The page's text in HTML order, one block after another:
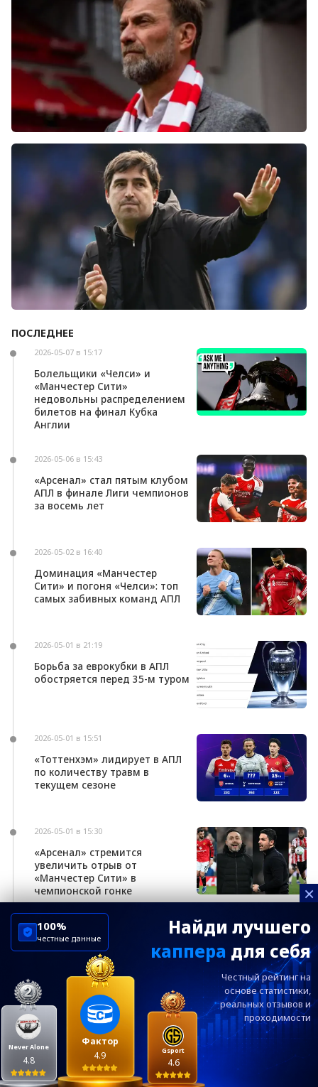
Болельщики «Ливерпуля» освистали команду
после ничьей с «Челси»
Андони Ираола может возглавить «Кристал
ПОСЛЕДНЕЕ
2026-05-07 в 15:17
Болельщики «Челси» и
«Манчестер Сити»
недовольны распределением
билетов на финал Кубка
Англии
2026-05-06 в 15:43
«Арсенал» стал пятым клубом
АПЛ в финале Лиги чемпионов
за восемь лет
2026-05-02 в 16:40
Доминация «Манчестер
Сити» и погоня «Челси»: топ
самых забивных команд АПЛ
2026-05-01 в 21:19
Борьба за еврокубки в АПЛ
обостряется перед 35-м туром
2026-05-01 в 15:51
«Тоттенхэм» лидирует в АПЛ
по количеству травм в
текущем сезоне
2026-05-01 в 15:30
«Арсенал» стремится
увеличить отрыв от
«Манчестер Сити» в
чемпионской гонке
×
Найди лучшего
каппера для себя
Честный рейтинг на
основе статистики,
реальныхотзывов и
проходимости
Фактор
4.9
Never Alone
4.8
Gsport
4.6
100%
честные данные
ChelseaBluesRu
ФК Челси
Посетителям
Информация
Ежевечерний дайджест главных новостей от
редакции ChelseaBlues.ru — подписывайтесь!